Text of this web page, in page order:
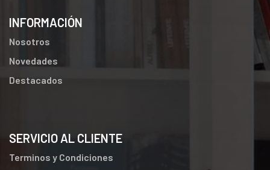
INFORMACIÓN
Nosotros
Novedades
Destacados
SERVICIO AL CLIENTE
Terminos y Condiciones